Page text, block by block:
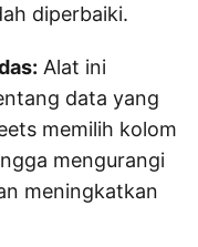
diperbaiki.
Alat ini
data yang
memilih kolom
mengurangi
meningkatkan